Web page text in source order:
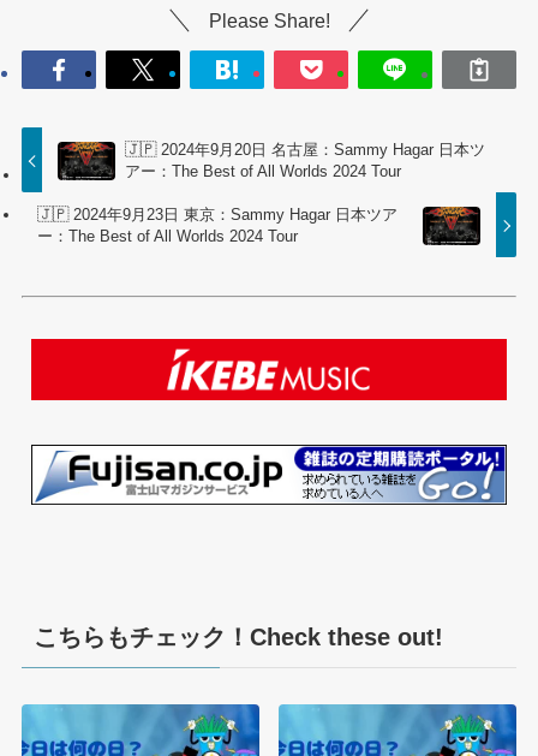
Please Share!
🇯🇵 2024年9月20日 名古屋：Sammy Hagar 日本ツ
アー：The Best of All Worlds 2024 Tour
🇯🇵 2024年9月23日 東京：Sammy Hagar 日本ツア
ー：The Best of All Worlds 2024 Tour
こちらもチェック！Check these out!